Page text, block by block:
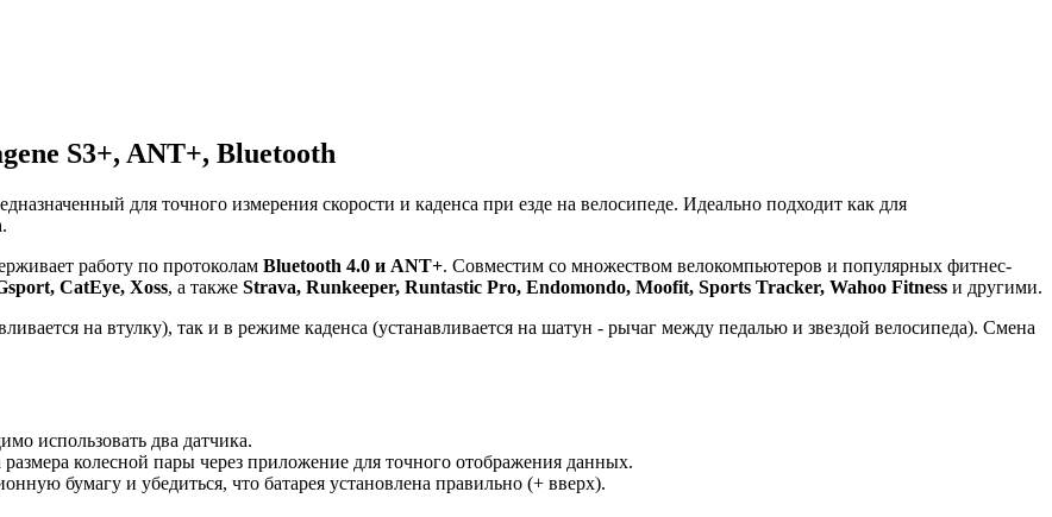
S3+, ANT+, Bluetooth
для точного измерения скорости и каденса при езде на велосипеде. Идеально подходит как для
работу по протоколам Bluetooth 4.0 и ANT+. Совместим со множеством велокомпьютеров и популярных фитнес-
CatEye, Xoss, а также Strava, Runkeeper, Runtastic Pro, Endomondo, Moofit, Sports Tracker, Wahoo Fitness и другими.
на втулку), так и в режиме каденса (устанавливается на шатун - рычаг между педалью и звездой велосипеда). Смена
использовать два датчика.
колесной пары через приложение для точного отображения данных.
бумагу и убедиться, что батарея установлена правильно (+ вверх).